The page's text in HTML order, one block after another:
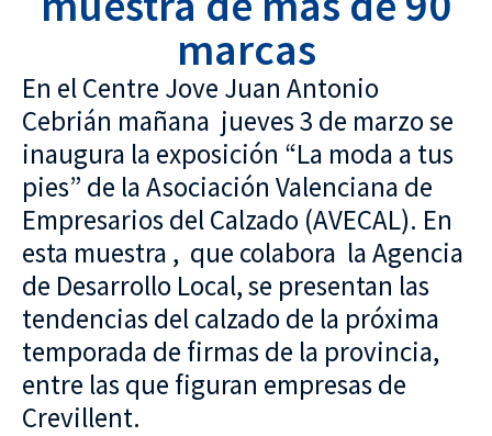
marcas
En el Centre Jove Juan Antonio
Cebrián mañana jueves 3 de marzo se
inaugura la exposición “La moda a tus
pies” de la Asociación Valenciana de
Empresarios del Calzado (AVECAL). En
esta muestra , que colabora la Agencia
de Desarrollo Local, se presentan las
tendencias del calzado de la próxima
temporada de firmas de la provincia,
entre las que figuran empresas de
Crevillent.